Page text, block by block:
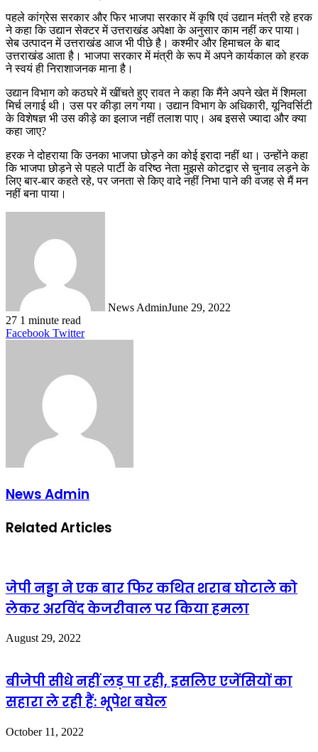
पहले कांग्रेस सरकार और फिर भाजपा सरकार में कृषि एवं उद्यान मंत्री रहे हरक
ने कहा कि उद्यान सेक्टर में उत्तराखंड अपेक्षा के अनुसार काम नहीं कर पाया।
सेब उत्पादन में उत्तराखंड आज भी पीछे है। कश्मीर और हिमाचल के बाद
उत्तराखंड आता है। भाजपा सरकार में मंत्री के रूप में अपने कार्यकाल को हरक
ने स्वयं ही निराशाजनक माना है।
उद्यान विभाग को कठघरे में खींचते हुए रावत ने कहा कि मैंने अपने खेत में शिमला
मिर्च लगाई थी। उस पर कीड़ा लग गया। उद्यान विभाग के अधिकारी, यूनिवर्सिटी
के विशेषज्ञ भी उस कीड़े का इलाज नहीं तलाश पाए। अब इससे ज्यादा और क्या
कहा जाए?
हरक ने दोहराया कि उनका भाजपा छोड़ने का कोई इरादा नहीं था। उन्होंने कहा
कि भाजपा छोड़ने से पहले पार्टी के वरिष्ठ नेता मुझसे कोटद्वार से चुनाव लड़ने के
लिए बार-बार कहते रहे, पर जनता से किए वादे नहीं निभा पाने की वजह से मैं मन
नहीं बना पाया।
News AdminJune 29, 2022
27 1 minute read
Facebook TwitterLinkedIn
Tumblr
Pinterest
Reddit
VKontakte
Share
Print
News Admin
Related Articles
जेपी नड्डा ने एक बार फिर कथित शराब घोटाले को
लेकर अरविंद केजरीवाल पर किया हमला
August 29, 2022
बीजेपी सीधे नहीं लड़ पा रही, इसलिए एजेंसियों का
सहारा ले रही हैं: भूपेश बघेल
October 11, 2022